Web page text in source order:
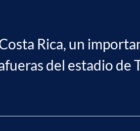
Rica, un
del estadio de